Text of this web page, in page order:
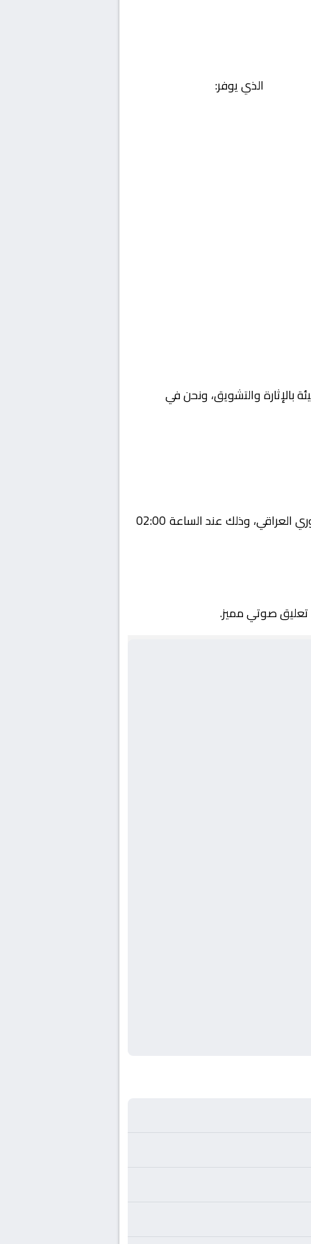
الذي يوفر:
بالإثارة والتشويق، ونحن في
يستضيف اليوم 2026-02-04 لقاءً مرتقبًا يجمع بين الغراف و الشرطة ضمن منافسات بطولة العراق, الدوري العراقي، وذلك عند الساعة 02:00